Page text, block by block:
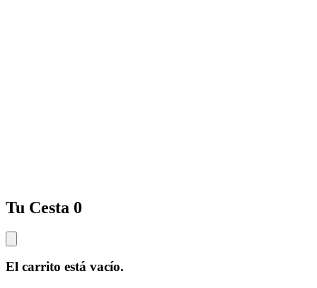
Tu Cesta 0
El carrito está vacío.